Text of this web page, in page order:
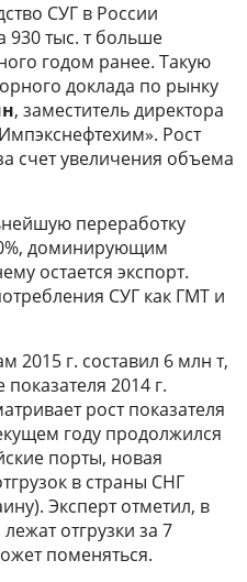
СУГ в России
930 тыс. т больше
годом ранее. Такую
доклада по рынку
, заместитель директора
Рост
счет увеличения объема
переработку
доминирующим
остается экспорт.
СУГ как ГМТ и
2015 г. составил 6 млн т,
2014 г.
рост показателя
году продолжился
порты, новая
в страны СНГ
Эксперт отметил, в
отгрузки за 7
поменяться.